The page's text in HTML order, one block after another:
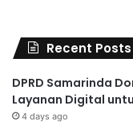
Recent Posts
DPRD Samarinda
Layanan Digital
4 days ago